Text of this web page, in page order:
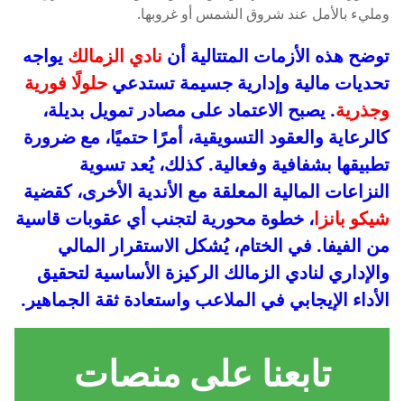
توضح هذه الأزمات المتتالية أن نادي الزمالك يواجه
تحديات مالية وإدارية جسيمة تستدعي حلولًا فورية
وجذرية. يصبح الاعتماد على مصادر تمويل بديلة،
كالرعاية والعقود التسويقية، أمرًا حتميًا، مع ضرورة
تطبيقها بشفافية وفعالية. كذلك، يُعد تسوية
النزاعات المالية المعلقة مع الأندية الأخرى، كقضية
شيكو بانزا، خطوة محورية لتجنب أي عقوبات قاسية
من الفيفا. في الختام، يُشكل الاستقرار المالي
والإداري لنادي الزمالك الركيزة الأساسية لتحقيق
الأداء الإيجابي في الملاعب واستعادة ثقة الجماهير.
تابعنا على منصات